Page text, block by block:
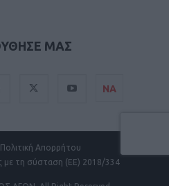
ΜΑΣ
ΝΑ
Πολιτική Απορρήτου
τη σύσταση (ΕΕ) 2018/334